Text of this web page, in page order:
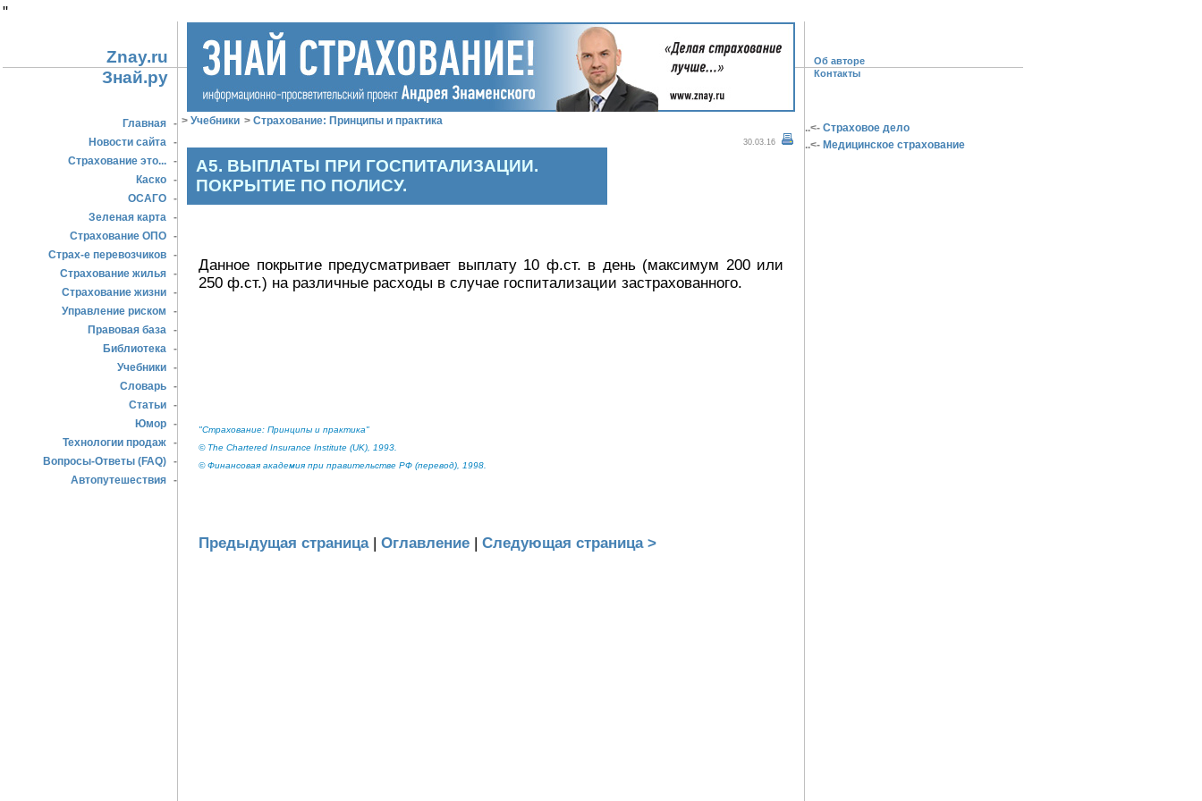
"
Znay.ru Об авторе
Знай.ру Контакты
Главная -
Новости сайта -
Страхование это... -
Каско -
ОСАГО -
Зеленая карта -
Страхование ОПО -
Страх-е перевозчиков -
Страхование жилья -
Страхование жизни -
Управление риском
-
Правовая база -
Библиотека -
Учебники -
Словарь -
Статьи -
Юмор -
Технологии продаж -
Вопросы-Ответы (FAQ) -
Автопутешествия -
> Учебники > Страхование: Принципы и практика
..<- Страховое дело
..<- Медицинское страхование
А5. ВЫПЛАТЫ ПРИ ГОСПИТАЛИЗАЦИИ.
ПОКРЫТИЕ ПО ПОЛИСУ.
30.03.16
Данное покрытие предусматривает выплату 10 ф.ст. в день (максимум 200 или
250 ф.ст.) на различные расходы в случае госпитализации застрахованного.
"Страхование: Принципы и практика"
© The Chartered Insurance Institute (UK), 1993.
© Финансовая академия при правительстве РФ (перевод), 1998.
Предыдущая страница| Оглавление | Следующая страница >